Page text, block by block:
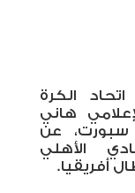
الكرة
هاني
عن
الأهلي
أفريقيا.